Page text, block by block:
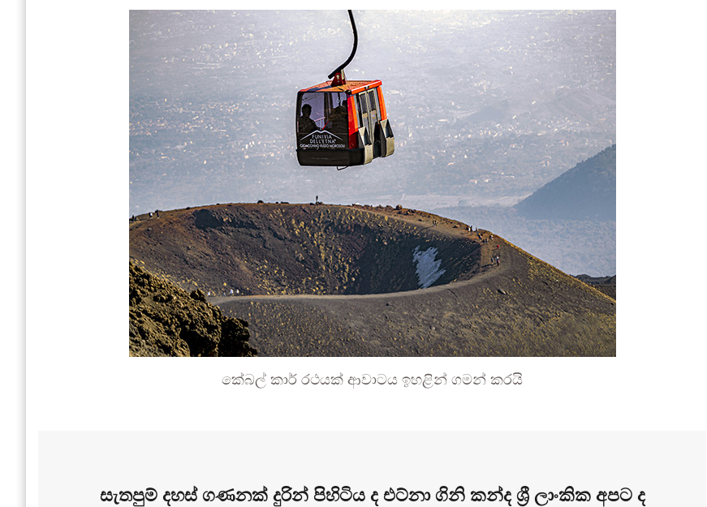
කේබල් කාර් රථයක් ආවාටය ඉහළින් ගමන් කරයි
සැතපුම් දහස් ගණනක් දුරින් පිහිටිය ද එට්නා ගිනි කන්ද ශ්‍රී ලාංකික අපට ද